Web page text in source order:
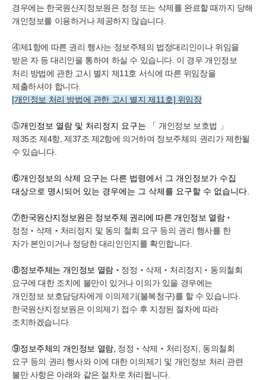
경우에는 한국원산지정보원은 정정 또는 삭제를 완료할 때까지 당해
개인정보를 이용하거나 제공하지 않습니다.
④제1항에 따른 권리 행사는 정보주체의 법정대리인이나 위임을
받은 자 등 대리인을 통하여 하실 수 있습니다. 이 경우 개인정보
처리 방법에 관한 고시 별지 제11호 서식에 따른 위임장을
제출하셔야 합니다.
[개인정보 처리 방법에 관한 고시 별지 제11호] 위임장
⑤개인정보 열람 및 처리정지 요구는
「 개인정보 보호법 」
제35조 제4항, 제37조 제2항에 의거하여 정보주체의 권리가 제한될
수 있습니다.
⑥개인정보의 삭제 요구는 다른 법령에서 그 개인정보가 수집
대상으로 명시되어 있는 경우에는 그 삭제를 요구할 수 없습니다.
⑦한국원산지정보원은 정보주체 권리에 따른 개인정보 열람‧
정정 ‧삭제 ‧처리정지 및 동의 철회 요구 등의 권리 행사를 한
자가 본인이거나 정당한 대리인인지를 확인합니다.
⑧정보주체는 개인정보 열람‧정정 ‧삭제 ‧처리정지 ‧동의철회
요구에 대한 조치에 불만이 있거나 이의가 있을 경우에는
개인정보 보호담당자에게 이의제기(불복청구)를 할 수 있습니다.
한국원산지정보원은 이의제기 접수 후 지정된 절차에 따라
조치하겠습니다.
⑨정보주체의 개인정보 열람, 정정 ‧삭제 ‧처리정지, 동의철회
요구 등의 권리 행사와 이에 대한 이의제기 및 개인정보 처리 관련
불만 사항은 아래와 같은 절차로 처리됩니다.